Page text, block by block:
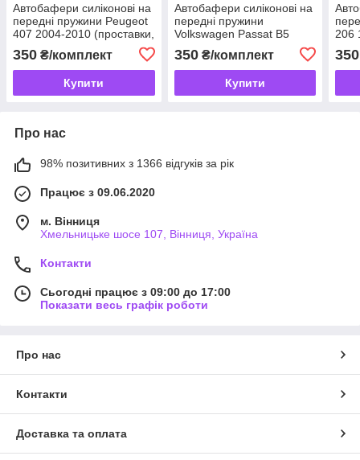
Автобафери силіконові на
передні пружини Peugeot
407 2004-2010 (проставки,
350 ₴/комплект
Купити
Автобафери силіконові на
передні пружини
Volkswagen Passat B5
подушки пружини)
350₴/комплект
Купити
206
350
Про нас
98% позитивних з 1366 відгуків за рік
Працює з 09.06.2020
м. Вінниця
Хмельницьке шосе 107, Вінниця, Україна
Контакти
Сьогодні працює з 09:00 до 17:00
Показати весь графік роботи
Про нас
Контакти
Доставка та оплата